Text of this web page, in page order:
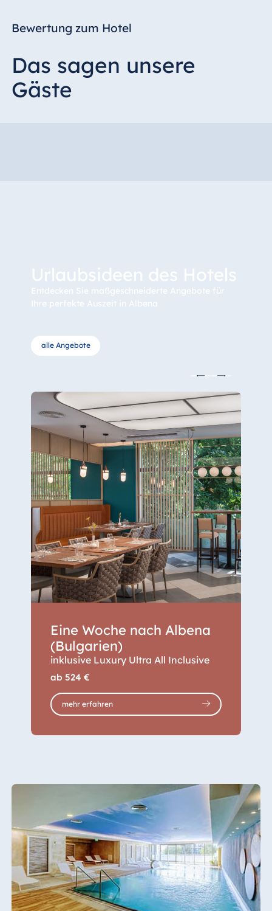
Bewertung zum Hotel
Das sagen unsere
Gäste
Urlaubsideen des Hotels
Entdecken Sie maßgeschneiderte Angebote für
Ihre perfekte Auszeit in Albena
alle Angebote
Eine Woche nach Albena
(Bulgarien)
inklusive Luxury Ultra All Inclusive
ab 524 €
mehr erfahren